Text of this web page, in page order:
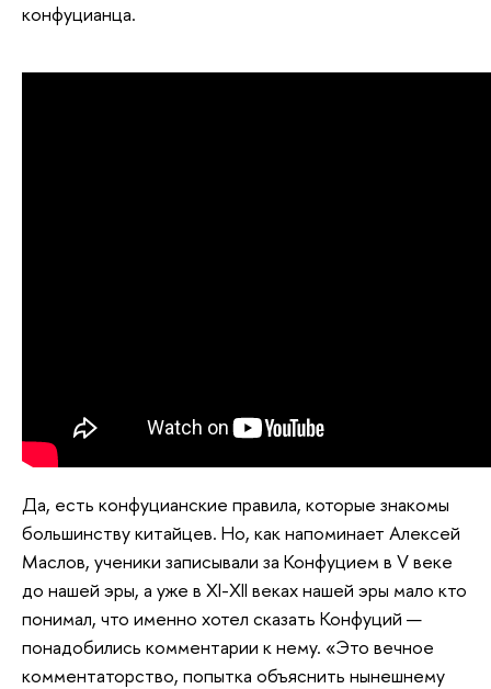
конфуцианца.
Да, есть конфуцианские правила, которые знакомы
большинству китайцев. Но, как напоминает Алексей
Маслов, ученики записывали за Конфуцием в V веке
до нашей эры, а уже в XI-XII веках нашей эры мало кто
понимал, что именно хотел сказать Конфуций —
понадобились комментарии к нему. «Это вечное
комментаторство, попытка объяснить нынешнему